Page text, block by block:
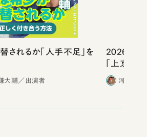
されるか「人手不足」を
大輔／出演者
2026年の
「上京物
河野有